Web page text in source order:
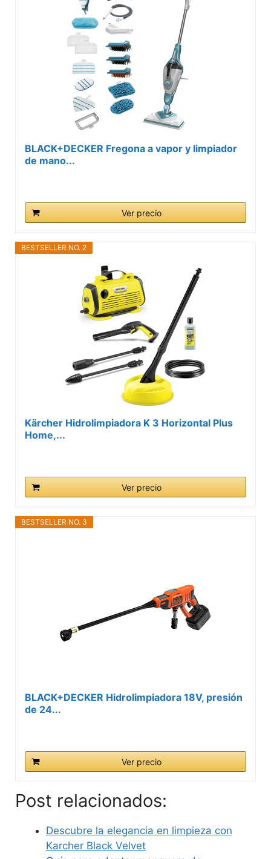
BLACK+DECKER Fregona a vapor y limpiador
de mano...
Ver precio
BESTSELLER NO. 2
Kärcher Hidrolimpiadora K 3 Horizontal Plus
Home,...
Ver precio
BESTSELLER NO. 3
BLACK+DECKER Hidrolimpiadora 18V, presión
de 24...
Ver precio
Post relacionados:
Descubre la elegancia en limpieza con
Karcher Black Velvet